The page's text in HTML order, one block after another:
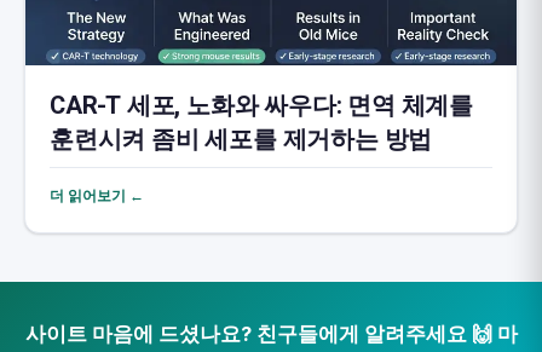
CAR-T 세포, 노화와 싸우다: 면역 체계를
훈련시켜 좀비 세포를 제거하는 방법
더 읽어보기 ←
사이트 마음에 드셨나요? 친구들에게 알려주세요 🙌 마